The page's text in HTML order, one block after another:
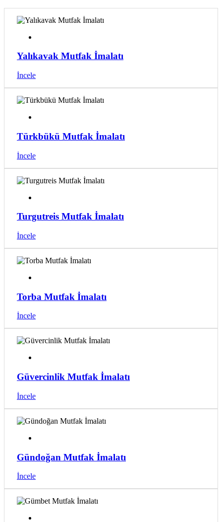
Yalıkavak Mutfak İmalatı
İncele
Türkbükü Mutfak İmalatı
İncele
Turgutreis Mutfak İmalatı
İncele
Torba Mutfak İmalatı
İncele
Güvercinlik Mutfak İmalatı
İncele
Gündoğan Mutfak İmalatı
İncele